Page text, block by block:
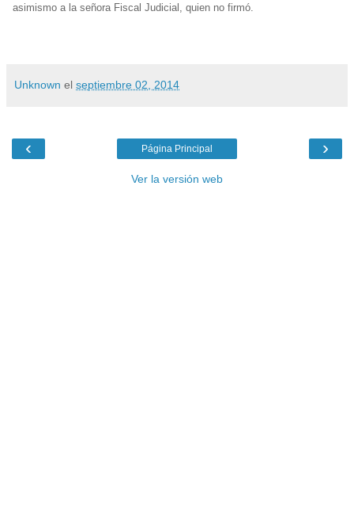
asimismo a la señora Fiscal Judicial, quien no firmó.
Unknown el septiembre 02, 2014
‹ ›
Página Principal
Ver la versión web